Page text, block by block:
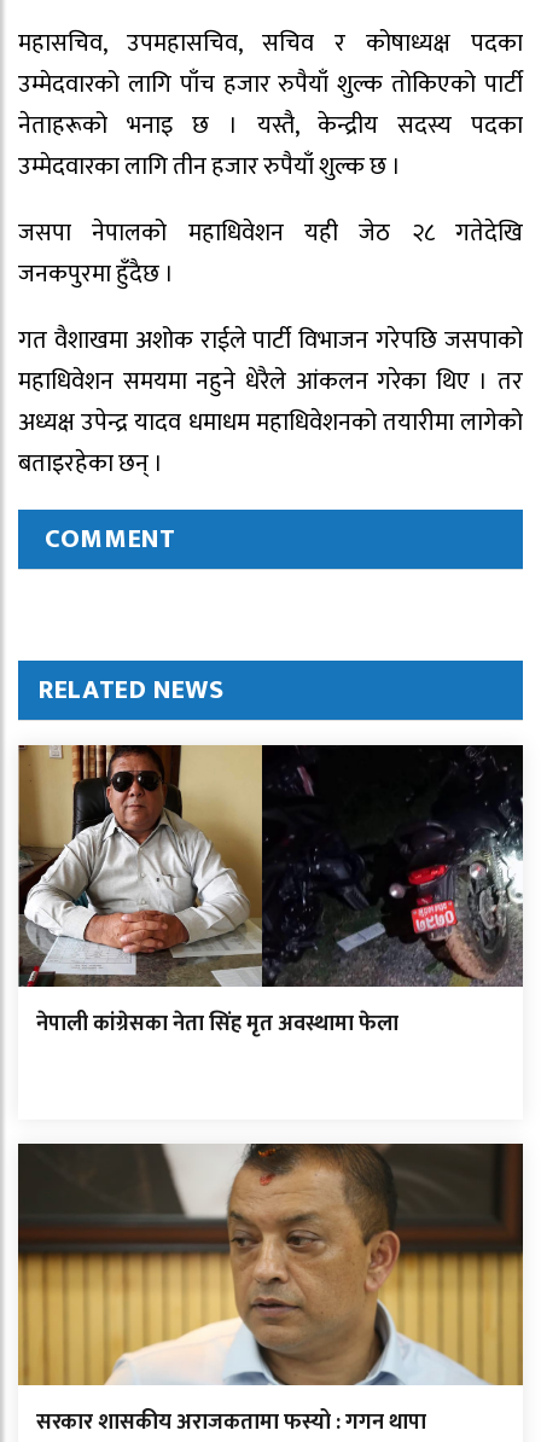
महासचिव, उपमहासचिव, सचिव र कोषाध्यक्ष पदका
उम्मेदवारको लागि पाँच हजार रुपैयाँ शुल्क तोकिएको पार्टी
नेताहरूको भनाइ छ । यस्तै, केन्द्रीय सदस्य पदका
उम्मेदवारका लागि तीन हजार रुपैयाँ शुल्क छ ।
जसपा नेपालको महाधिवेशन यही जेठ २८ गतेदेखि
जनकपुरमा हुँदैछ ।
गत वैशाखमा अशोक राईले पार्टी विभाजन गरेपछि जसपाको
महाधिवेशन समयमा नहुने धेरैले आंकलन गरेका थिए । तर
अध्यक्ष उपेन्द्र यादव धमाधम महाधिवेशनको तयारीमा लागेको
बताइरहेका छन् ।
COMMENT
RELATED NEWS
नेपाली कांग्रेसका नेता सिंह मृत अवस्थामा फेला
सरकार शासकीय अराजकतामा फस्यो : गगन थापा